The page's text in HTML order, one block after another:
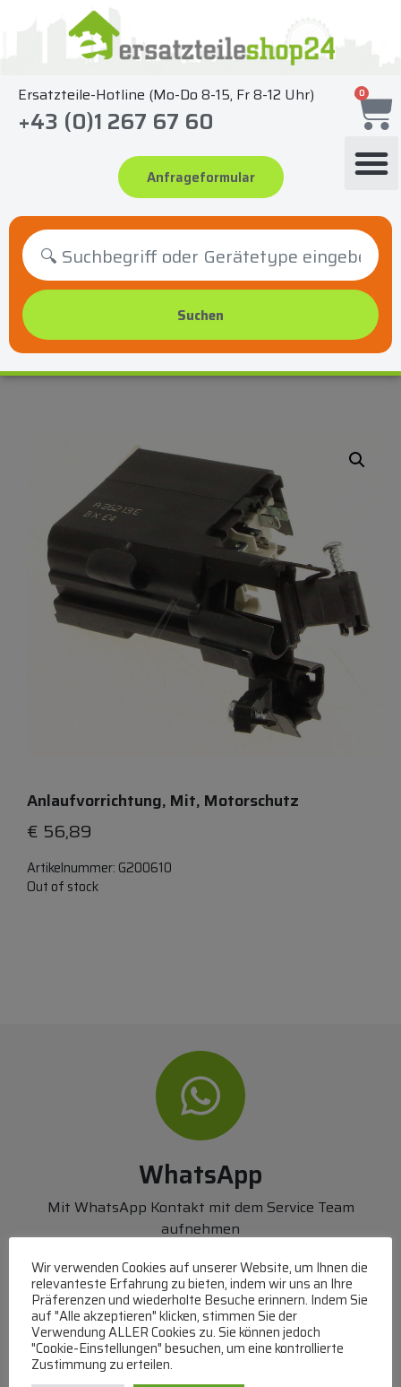
springen
Ersatzteile-Hotline (Mo-Do 8-15, Fr 8-12 Uhr)
+43 (0)1 267 67 60
Anfrageformular
0
Anlaufvorrichtung, Mit, Motorschutz
€ 56,89
Artikelnummer: G200610
Out of stock
WhatsApp
Mit WhatsApp Kontakt mit dem Service Team
aufnehmen
Bei uns können Sie bezahlen per:
Überweisung
PayPal
VISA
MasterCard
Wir verwenden Cookies auf unserer Website, um Ihnen die
relevanteste Erfahrung zu bieten, indem wir uns an Ihre
Präferenzen und wiederholte Besuche erinnern. Indem Sie
auf "Alle akzeptieren" klicken, stimmen Sie der
Verwendung ALLER Cookies zu. Sie können jedoch
"Cookie-Einstellungen" besuchen, um eine kontrollierte
Zustimmung zu erteilen.